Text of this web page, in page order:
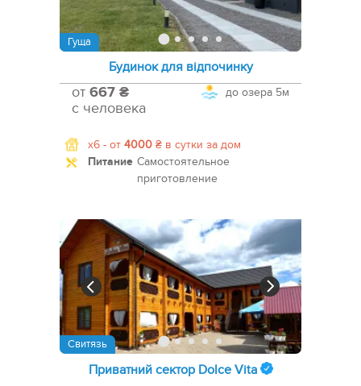
Гуща
Будинок для відпочинку
до озера 5м
от 667 ₴
с человека
x6 - от 4000 ₴ в сутки за дом
Питание Самостоятельное
приготовление
Свитязь
Приватний сектор Dolce Vita